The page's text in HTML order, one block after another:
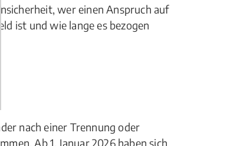
wer einen Anspruch auf
ist und wie lange es bezogen
nach einer Trennung oder
Ab 1. Januar 2026 haben sich